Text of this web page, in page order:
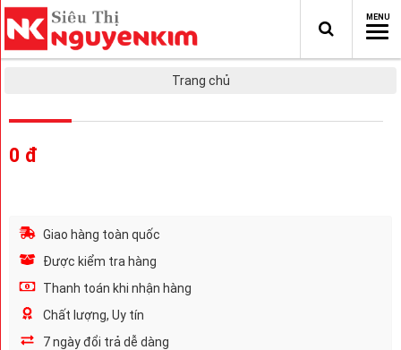
Trang chủ
0 đ
Giao hàng toàn quốc
Được kiểm tra hàng
Thanh toán khi nhận hàng
Chất lượng, Uy tín
7 ngày đổi trả dễ dàng